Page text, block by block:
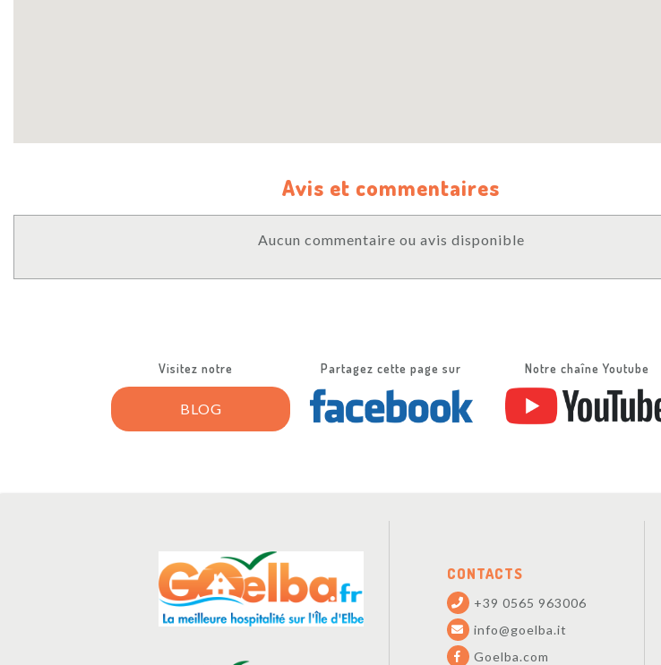
Avis et commentaires
Aucun commentaire ou avis disponible
Visitez notre
BLOG
Partagez cette page sur Notre chaîne Youtube
CONTACTS
+39 0565 963006
info@goelba.it
Goelba.com